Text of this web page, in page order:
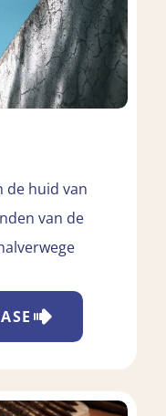
de huid van
van de